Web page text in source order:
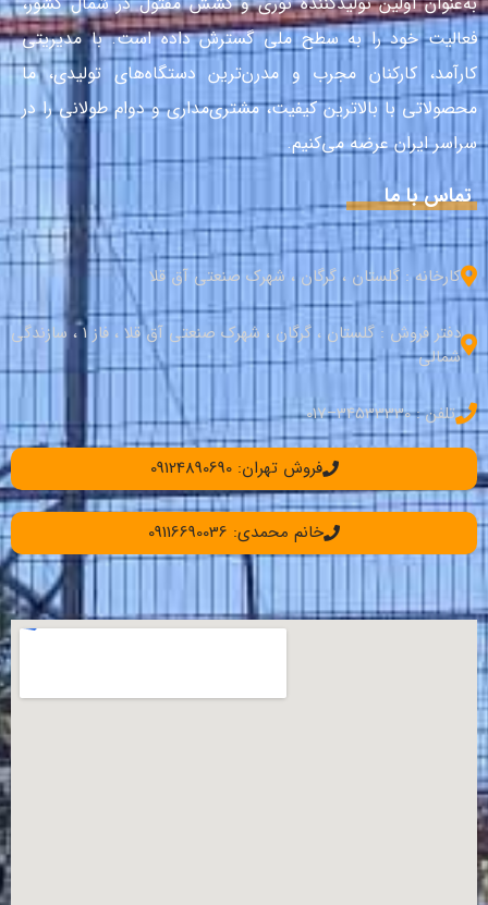
فعالیت خود را به سطح ملی گسترش داده است. با مدیریتی
کارآمد، کارکنان مجرب و مدرن‌ترین دستگاه‌های تولیدی، ما
محصولاتی با بالاترین کیفیت، مشتری‌مداری و دوام طولانی را در
سراسر ایران عرضه می‌کنیم.
تماس با ما
کارخانه : گلستان ، گرگان ، شهرک صنعتی آق قلا
دفتر فروش : گلستان ، گرگان ، شهرک صنعتی آق قلا ، فاز 1 ، سازندگی
شمالی
تلفن : 34533330–017
فروش تهران: 09124890690
خانم محمدی: 09116690036